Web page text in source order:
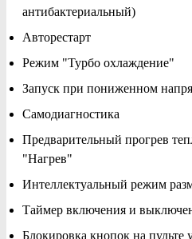
антибактериальный)
Авторестарт
Режим "Турбо охлаждение"
Запуск при пониженном
Самодиагностика
Предварительный прогрев
"Нагрев"
Интеллектуальный режим
Таймер включения и
Блокировка кнопок на пульте